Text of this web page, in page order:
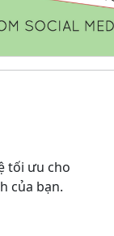
tối ưu cho
của bạn.